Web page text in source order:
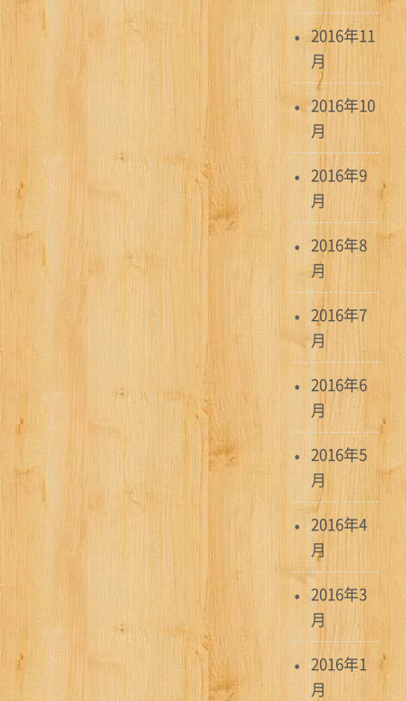
2016年11
月
2016年10
月
2016年9
月
2016年8
月
2016年7
月
2016年6
月
2016年5
月
2016年4
月
2016年3
月
2016年1
月